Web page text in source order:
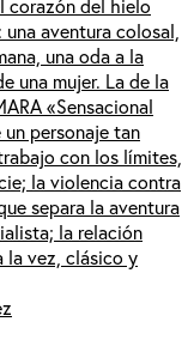
aventura colosal,
una oda a la
una mujer. La de la
«Sensacional
personaje tan
con los límites,
la violencia contra
separa la aventura
la relación
vez, clásico y